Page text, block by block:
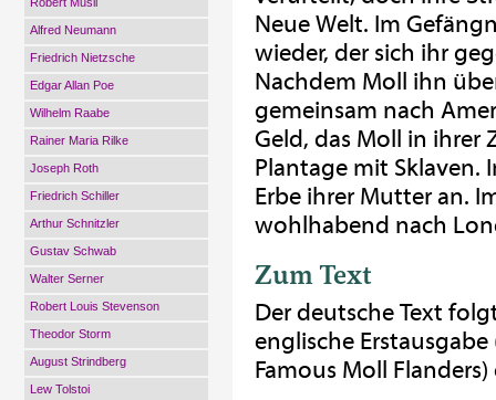
Alfred Neumann
Friedrich Nietzsche
Edgar Allan Poe
Wilhelm Raabe
Rainer Maria Rilke
Joseph Roth
Friedrich Schiller
Arthur Schnitzler
Gustav Schwab
Walter Serner
Robert Louis Stevenson
Theodor Storm
August Strindberg
Lew Tolstoi
Neue Welt. Im
wieder, der sich ihr
Nachdem Moll ihn
gemeinsam nach
Geld, das Moll in ihrer
Plantage mit Sklaven.
Erbe ihrer Mutter an.
wohlhabend nach
Zum Text
Der deutsche Text
englische
Famous Moll